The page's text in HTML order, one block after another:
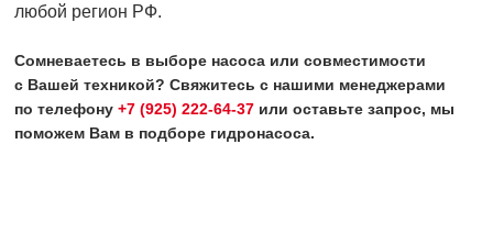
любой регион РФ.
Сомневаетесь в выборе насоса или совместимости
с Вашей техникой? Свяжитесь с нашими менеджерами
по телефону+7 (925) 222-64-37 или оставьте запрос, мы
поможем Вам в подборе гидронасоса.